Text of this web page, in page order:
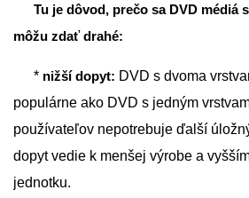
Tu je dôvod, prečo sa DVD médiá
môžu zdať drahé:
* nižší dopyt: DVD s dvoma
populárne ako DVD s jedným
používateľov nepotrebuje ďalší
dopyt vedie k menšej výrobe a
jednotku.